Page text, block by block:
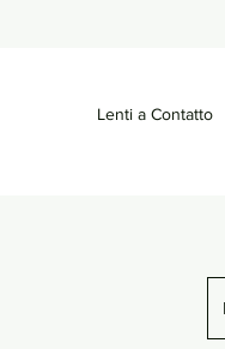
Lenti a Contatto